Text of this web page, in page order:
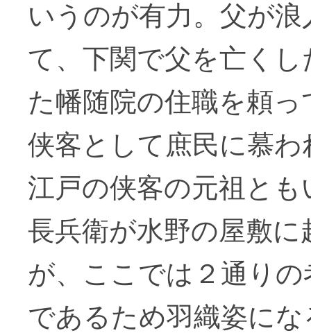
いうのが有力。父が
て、下関で父を亡く
た幡随院の住職を頼
侠客として庶民に慕
江戸の侠客の元祖とも
長兵衛が水野の屋敷
が、ここでは２通り
であるため羽織姿に